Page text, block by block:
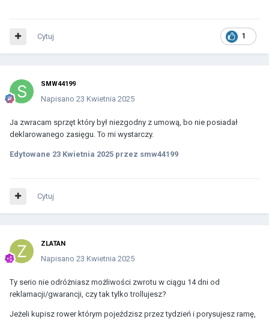
1
Cytuj
SMW44199
Napisano 23 Kwietnia 2025
Ja zwracam sprzęt który był niezgodny z umową, bo nie posiadał
deklarowanego zasięgu. To mi wystarczy.
Edytowane 23 Kwietnia 2025 przez smw44199
Cytuj
ZLATAN
Napisano 23 Kwietnia 2025
Ty serio nie odróżniasz możliwości zwrotu w ciągu 14 dni od
reklamacji/gwarancji, czy tak tylko trollujesz?
Jeżeli kupisz rower którym pojeździsz przez tydzień i porysujesz ramę,